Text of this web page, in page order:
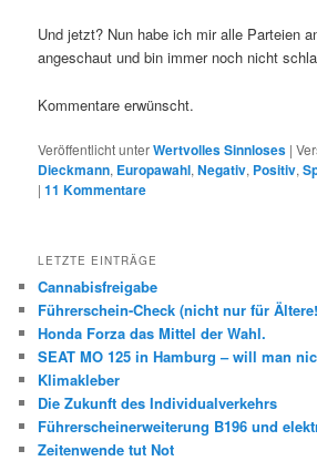
Und jetzt? Nun habe ich mir alle Parteien
angeschaut und bin immer noch nicht
Kommentare erwünscht.
Veröffentlicht unterWertvolles Sinnloses |
Dieckmann, Europawahl,Negativ, Positiv,
|11 Kommentare
LETZTE EINTRÄGE
Cannabisfreigabe
Führerschein-Check (nicht nur für
Honda Forza das Mittel der Wahl.
SEAT MO 125 in Hamburg – will man
Klimakleber
Die Zukunft des Individualverkehrs
Führerscheinerweiterung B196 und
Zeitenwende tut Not